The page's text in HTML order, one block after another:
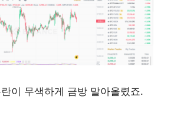
이 무색하게 금방 말아올렸죠.